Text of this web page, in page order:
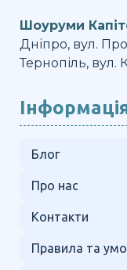
Шоуруми
Дніпро, вул.
Тернопіль, вул.
Блог
Про нас
Контакти
Правила та